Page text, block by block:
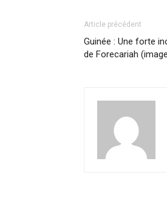
Article précédent
Guinée : Une forte
de Forecariah